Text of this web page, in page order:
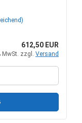
612,50 EUR
MwSt. zzgl. Versand